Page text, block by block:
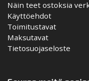
Näin teet ostoksia
Käyttöehdot
Toimitustavat
Maksutavat
Tietosuojaseloste